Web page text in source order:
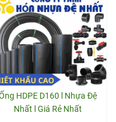
HDPE D160 l Nhựa Đệ
Nhất l Giá Rẻ Nhất